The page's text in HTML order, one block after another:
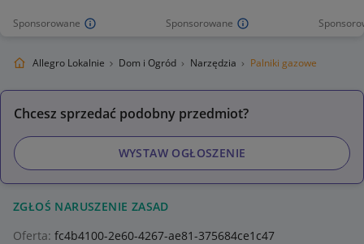
Sponsorowane Sponsorowane
Allegro Lokalnie Dom i Ogród Narzędzia Palniki gazowe
Chcesz sprzedać podobny przedmiot?
WYSTAW OGŁOSZENIE
ZGŁOŚ NARUSZENIE ZASAD
Oferta: fc4b4100-2e60-4267-ae81-375684ce1c47